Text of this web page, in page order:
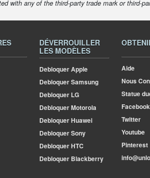
with any of the third-party trade mark or third-
DÉVERROUILLER
LES MODÈLES
Debloquer Apple
Debloquer Samsung
Debloquer LG
Debloquer Motorola
Debloquer Huawei
Debloquer Sony
Debloquer HTC
Debloquer Blackberry
Aide
Nous
Statue
Facebook
Twitter
Youtube
Pinterest